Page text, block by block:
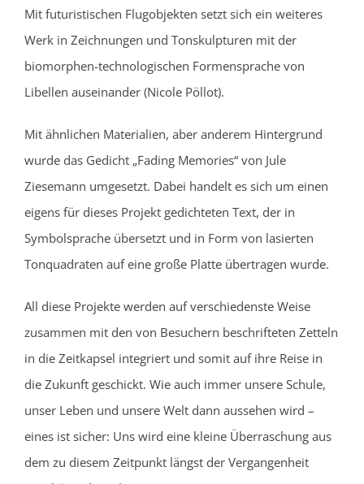
Mit futuristischen Flugobjekten setzt sich ein weiteres
Werk in Zeichnungen und Tonskulpturen mit der
biomorphen-technologischen Formensprache von
Libellen auseinander (Nicole Pöllot).
Mit ähnlichen Materialien, aber anderem Hintergrund
wurde das Gedicht „Fading Memories“ von Jule
Ziesemann umgesetzt. Dabei handelt es sich um einen
eigens für dieses Projekt gedichteten Text, der in
Symbolsprache übersetzt und in Form von lasierten
Tonquadraten auf eine große Platte übertragen wurde.
All diese Projekte werden auf verschiedenste Weise
zusammen mit den von Besuchern beschrifteten Zetteln
in die Zeitkapsel integriert und somit auf ihre Reise in
die Zukunft geschickt. Wie auch immer unsere Schule,
unser Leben und unsere Welt dann aussehen wird –
eines ist sicher: Uns wird eine kleine Überraschung aus
dem zu diesem Zeitpunkt längst der Vergangenheit